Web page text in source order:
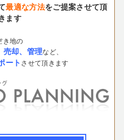
最適な方法をご提案させて頂
ます
き地の
売却、管理など、
ート させて頂きます